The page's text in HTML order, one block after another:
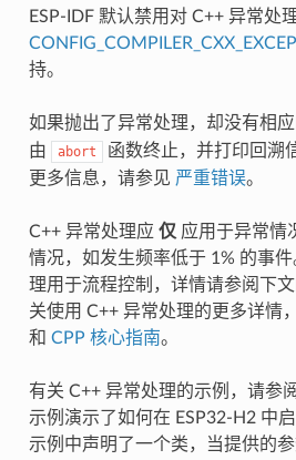
ESP-IDF 默认禁用对 C++ 异常处
持。
如果抛出了异常处理，却没有相
由
abort
函数终止，并打印回溯
更多信息，请参见 严重错误。
C++ 异常处理应 仅 应用于异常情
情况，如发生频率低于 1% 的事件
理用于流程控制，详情请参阅下
关使用 C++ 异常处理的更多详情
和 CPP 核心指南。
有关 C++ 异常处理的示例，请参阅
示例演示了如何在 ESP32-H2 中
示例中声明了一个类，当提供的